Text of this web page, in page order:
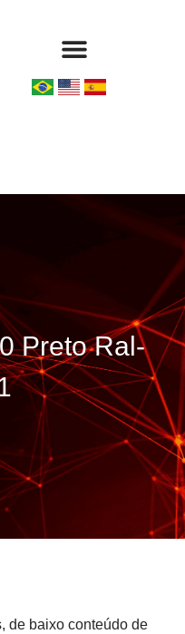
Preto Ral-
de baixo conteúdo de